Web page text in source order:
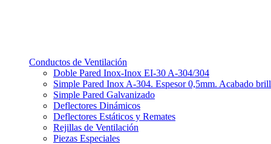
Conductos de Ventilación
Doble Pared Inox-Inox EI-30 A-304/304
Simple Pared Inox A-304. Espesor 0,5mm. Acabado
Simple Pared Galvanizado
Deflectores Dinámicos
Deflectores Estáticos y Remates
Rejillas de Ventilación
Piezas Especiales